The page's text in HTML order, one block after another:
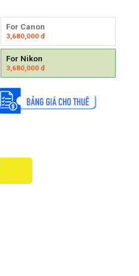
For Canon
3,680,000đ
For Nikon
3,680,000đ